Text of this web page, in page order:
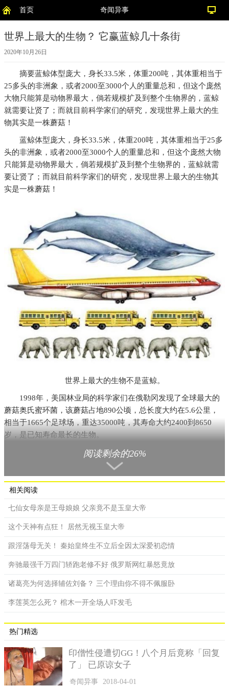
首页 奇闻异事
世界上最大的生物？ 它赢蓝鲸几十条街
2020年10月26日
摘要蓝鲸体型庞大，身长33.5米，体重200吨，其体重相当于
25多头的非洲象，或者2000至3000个人的重量总和，但这个庞然
大物只能算是动物界最大，倘若规模扩及到整个生物界的，蓝鲸
就需要让贤了；而就目前科学家们的研究，发现世界上最大的生
物其实是一株蘑菇！
蓝鲸体型庞大，身长33.5米，体重200吨，其体重相当于25多
头的非洲象，或者2000至3000个人的重量总和，但这个庞然大物
只能算是动物界最大，倘若规模扩及到整个生物界的，蓝鲸就需
要让贤了；而就目前科学家们的研究，发现世界上最大的生物其
实是一株蘑菇！
世界上最大的生物不是蓝鲸。
1998年，美国林业局的科学家们在俄勒冈发现了全球最大的
蘑菇奥氏蜜环菌，该蘑菇占地890公顷，总长度大约在5.6公里，
相当于1665个足球场，重达35000吨，其寿命大约2400到8650
岁，是已知寿命最长的生物。
据了解，该蘑菇是沿着树根从一颗树下蔓延到另一颗树下，
先吸收树木周围土壤中和水分和养分，接着延伸菌根，直接连接
树木和菌体，插进根部和枝干吸收营养，彻底摧毁树木。
目前已知最大的生物是俄勒冈的奥氏蜜环菌。
所以，这颗蘑菇从外观看来，并非是地表上拔地而起的蘑菇
山，而是完全隐藏在平均深度为0.9米的地下，且生长的速度异常
阅读剩余的26%
相关阅读
七仙女母亲是王母娘娘 父亲竟不是玉皇大帝
这个天神有点狂！ 居然无视玉皇大帝
跟淫荡母无关！ 秦始皇终生不立后全因太深爱初恋情
奔驰最强千万四门轿跑老修不好 俄罗斯网红暴怒竟放
诸葛亮为何选择辅佐刘备？ 三个理由你不得不佩服卧
李莲英怎么死？ 棺木一开全场人吓发毛
热门精选
印僧性侵遭切GG！八个月后竟称「回复
了」 已原谅女子
奇闻异事 2018-04-01